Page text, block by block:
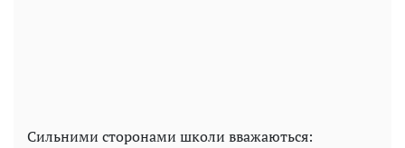
Сильними сторонами школи вважаються: